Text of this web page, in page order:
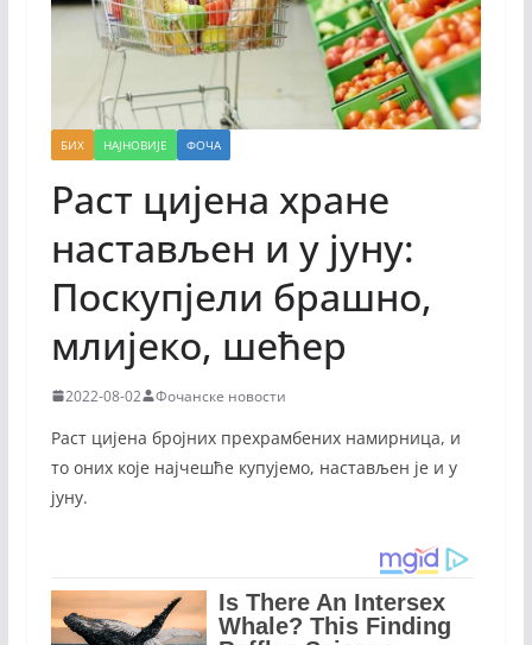
БИХ НАЈНОВИЈЕ ФОЧА
Раст цијена хране
настављен и у јуну:
Поскупјели брашно,
млијеко, шећер
2022-08-02 Фочанске новости
Раст цијена бројних прехрамбених намирница, и
то оних које најчешће купујемо, настављен је и у
јуну.